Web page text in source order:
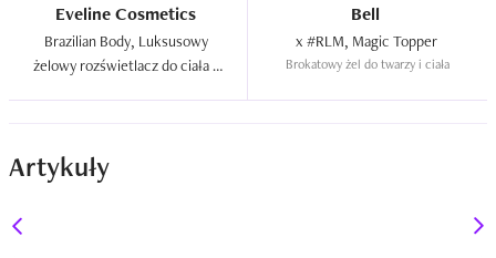
Eveline Cosmetics
Brazilian Body, Luksusowy
żelowy rozświetlacz do ciała 5
Bell
Brokatowy żel do twarzy i ciała
Artykuły